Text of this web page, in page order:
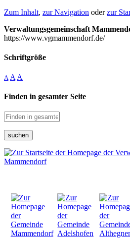
Zum Inhalt, zur Navigation oderzur
Verwaltungsgemeinschaft
https://www.vgmammendorf.de/
Schriftgröße
A A A
Finden in gesamter Seite
suchen